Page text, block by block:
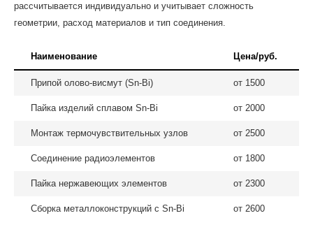
рассчитывается индивидуально и учитывает сложность
геометрии, расход материалов и тип соединения.
Наименование Цена/руб.
Припой олово-висмут (Sn-Bi) от 1500
Пайка изделий сплавом Sn-Bi от 2000
Монтаж термочувствительных узлов от 2500
Соединение радиоэлементов от 1800
Пайка нержавеющих элементов от 2300
Сборка металлоконструкций с Sn-Bi от 2600